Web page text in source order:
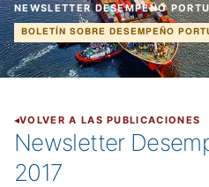
NEWSLETTER DESEMPEÑO
BOLETÍN SOBRE DESEMPEÑO
VOLVER A LAS PUBLICACIONES
Newsletter
2017